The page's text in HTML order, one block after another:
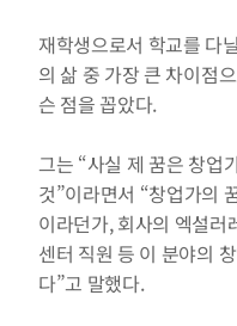
재학생으로서 학교를 다
의 삶 중 가장 큰 차이점
슨 점을 꼽았다.
그는 “사실 제 꿈은 창업
것”이라면서 “창업가의
이라던가, 회사의 엑설러
센터 직원 등 이 분야의
다”고 말했다.